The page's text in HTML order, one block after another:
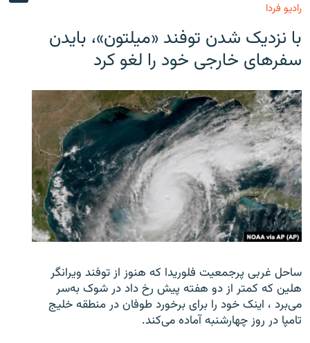
رادیو فردا
با نزدیک شدن توفند «میلتون»، بایدن
سفرهای خارجی خود را لغو کرد
ساحل غربی پرجمعیت فلوریدا که هنوز از توفند ویرانگر
هلین که کمتر از دو هفته پیش رخ داد در شوک به‌سر
می‌برد ، اینک خود را برای برخورد طوفان در منطقه خلیج
تامپا در روز چهارشنبه آماده می‌کند.